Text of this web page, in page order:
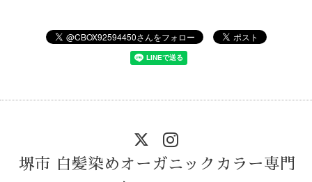
堺市 白髪染めオーガニックカラー専門